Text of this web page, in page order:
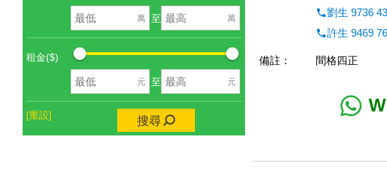
萬 至 萬
租金($)
元 至 元
[重設] 搜尋
劉生 9736
許生 9469
備註： 間格四正